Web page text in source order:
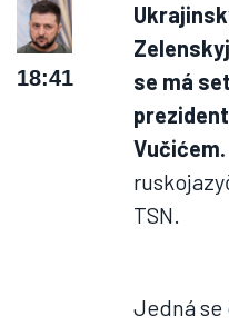
18:41
se má
Vučićem.
TSN.
Jedná se